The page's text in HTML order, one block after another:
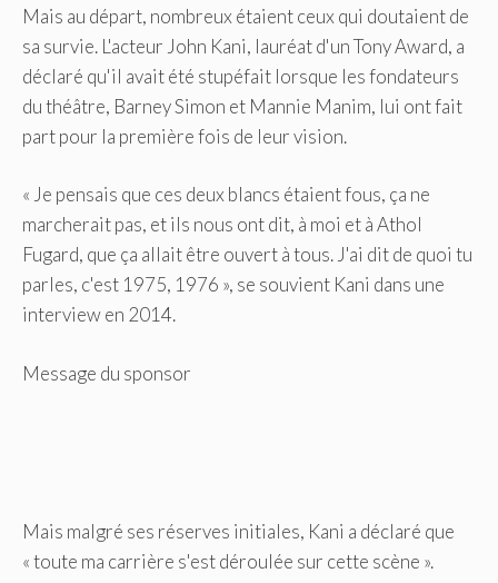
Mais au départ, nombreux étaient ceux qui doutaient de
sa survie. L'acteur John Kani, lauréat d'un Tony Award, a
déclaré qu'il avait été stupéfait lorsque les fondateurs
du théâtre, Barney Simon et Mannie Manim, lui ont fait
part pour la première fois de leur vision.
« Je pensais que ces deux blancs étaient fous, ça ne
marcherait pas, et ils nous ont dit, à moi et à Athol
Fugard, que ça allait être ouvert à tous. J'ai dit de quoi tu
parles, c'est 1975, 1976 », se souvient Kani dans une
interview en 2014.
Message du sponsor
Mais malgré ses réserves initiales, Kani a déclaré que
« toute ma carrière s'est déroulée sur cette scène ».